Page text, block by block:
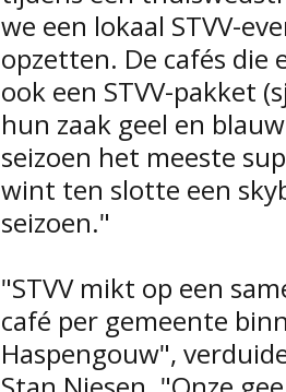
we een lokaal STVV-
opzetten. De cafés
ook een STVV-pakket
hun zaak geel en
seizoen het meeste
wint ten slotte een
seizoen."
"STVV mikt op een
café per gemeente
Haspengouw",